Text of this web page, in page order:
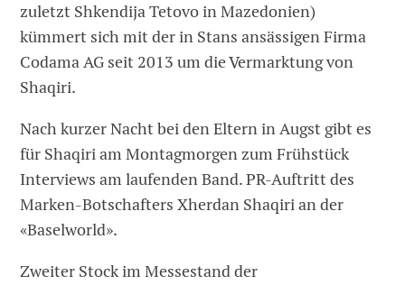
zuletzt Shkendija Tetovo in Mazedonien)
kümmert sich mit der in Stans ansässigen Firma
Codama AG seit 2013 um die Vermarktung von
Shaqiri.
Nach kurzer Nacht bei den Eltern in Augst gibt es
für Shaqiri am Montagmorgen zum Frühstück
Interviews am laufenden Band. PR-Auftritt des
Marken-Botschafters Xherdan Shaqiri an der
«Baselworld».
Zweiter Stock im Messestand der